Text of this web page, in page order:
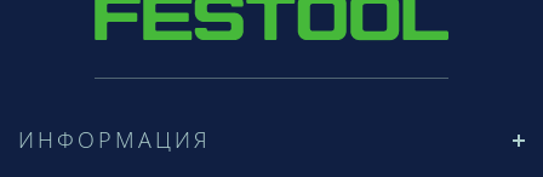
ИНФОРМАЦИЯ